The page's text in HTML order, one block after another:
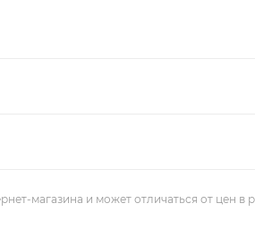
магазина и может отличаться от цен в